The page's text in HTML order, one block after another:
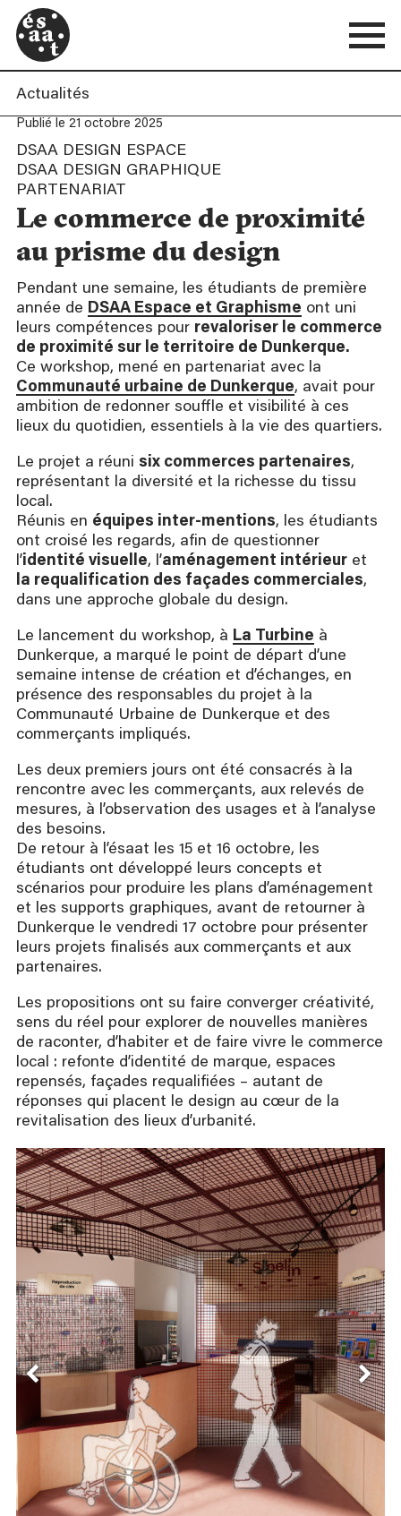
Actualités
Publié le 21 octobre 2025
DSAA DESIGN ESPACE
DSAA DESIGN GRAPHIQUE
PARTENARIAT
Le commerce de proximité
au prisme du design
Pendant une semaine, les étudiants de première
année de DSAA Espace et Graphisme ont uni
leurs compétences pour revaloriser le commerce
de proximité sur le territoire de Dunkerque.
Ce workshop, mené en partenariat avec la
Communauté urbaine de Dunkerque, avait pour
ambition de redonner souffle et visibilité à ces
lieux du quotidien, essentiels à la vie des quartiers.
Le projet a réuni six commerces partenaires,
représentant la diversité et la richesse du tissu
local.
Réunis en équipes inter-mentions, les étudiants
ont croisé les regards, afin de questionner
l’identité visuelle, l’aménagement intérieur et
la requalification des façades commerciales,
dans une approche globale du design.
Le lancement du workshop, à La Turbine à
Dunkerque, a marqué le point de départ d’une
semaine intense de création et d’échanges, en
présence des responsables du projet à la
Communauté Urbaine de Dunkerque et des
commerçants impliqués.
Les deux premiers jours ont été consacrés à la
rencontre avec les commerçants, aux relevés de
mesures, à l’observation des usages et à l’analyse
des besoins.
De retour à l’ésaat les 15 et 16 octobre, les
étudiants ont développé leurs concepts et
scénarios pour produire les plans d’aménagement
et les supports graphiques, avant de retourner à
Dunkerque le vendredi 17 octobre pour présenter
leurs projets finalisés aux commerçants et aux
partenaires.
Les propositions ont su faire converger créativité,
sens du réel pour explorer de nouvelles manières
de raconter, d’habiter et de faire vivre le commerce
local : refonte d’identité de marque, espaces
repensés, façades requalifiées – autant de
réponses qui placent le design au cœur de la
revitalisation des lieux d’urbanité.